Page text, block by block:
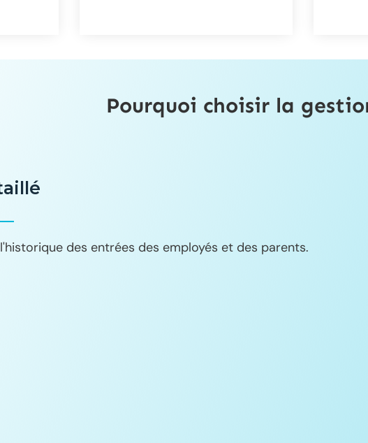
Pourquoi choisir la
des entrées des employés et des parents.